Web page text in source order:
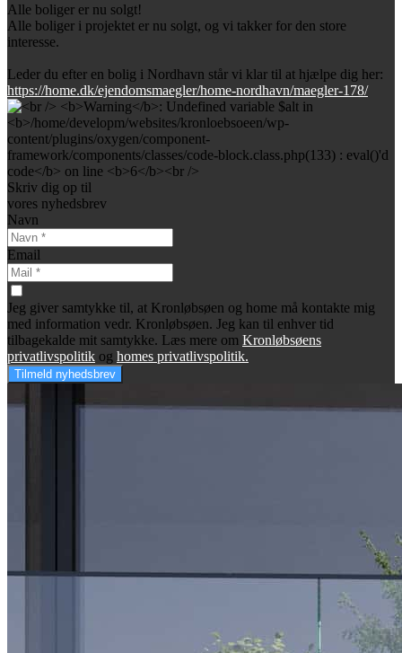
Alle boliger er nu solgt!
Alle boliger i projektet er nu solgt, og vi takker for den store
interesse.
Leder du efter en bolig i Nordhavn står vi klar til at hjælpe dig her:
https://home.dk/ejendomsmaegler/home-nordhavn/maegler-178/
Skriv dig op til
vores nyhedsbrev
Navn
Email
Jeg giver samtykke til, at Kronløbsøen og home må kontakte mig
med information vedr. Kronløbsøen. Jeg kan til enhver tid
tilbagekalde mit samtykke. Læs mere om Kronløbsøens
privatlivspolitik og homes privatlivspolitik.
Tilmeld nyhedsbrev